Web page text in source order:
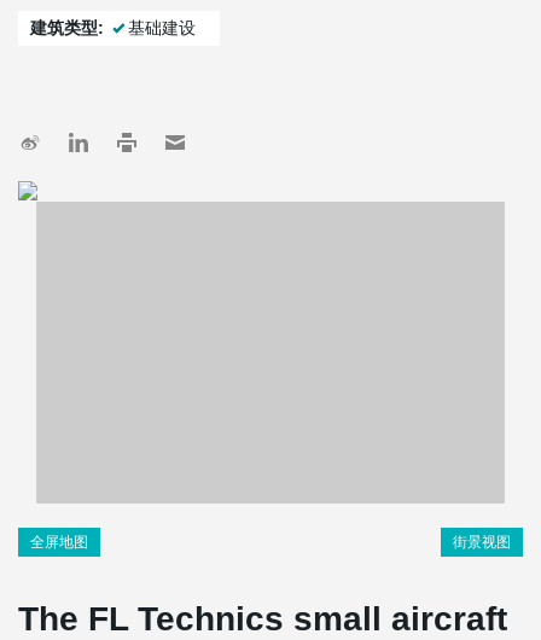
建筑类型: 基础建设
全屏地图 街景视图
The FL Technics small aircraft